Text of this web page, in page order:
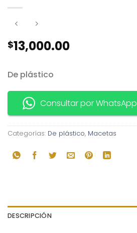
$13,000.00
De plástico
Consultar por WhatsApp
Categorías: De plástico, Macetas
DESCRIPCIÓN